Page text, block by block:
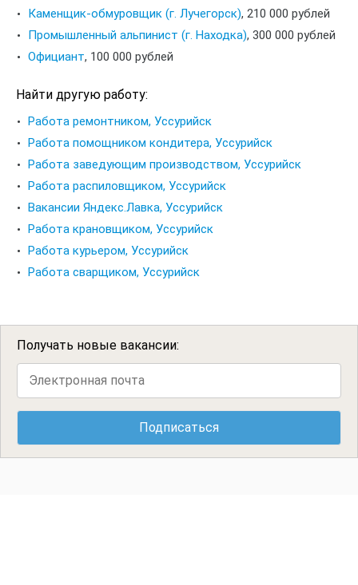
Каменщик-обмуровщик (г. Лучегорск), 210 000 рублей
Промышленный альпинист (г. Находка), 300 000 рублей
Официант, 100 000 рублей
Найти другую работу:
Работа ремонтником, Уссурийск
Работа помощником кондитера, Уссурийск
Работа заведующим производством, Уссурийск
Работа распиловщиком, Уссурийск
Вакансии Яндекс.Лавка, Уссурийск
Работа крановщиком, Уссурийск
Работа курьером, Уссурийск
Работа сварщиком, Уссурийск
Получать новые вакансии: